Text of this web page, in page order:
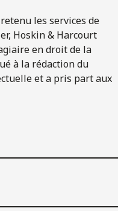
les services de
Hoskin & Harcourt
en droit de la
à la rédaction du
et a pris part aux